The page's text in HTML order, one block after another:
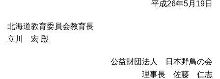
平成26年5月19日
北海道教育委員会教育長
立川 宏 殿
公益財団法人 日本野鳥の会
理事長 佐藤 仁志